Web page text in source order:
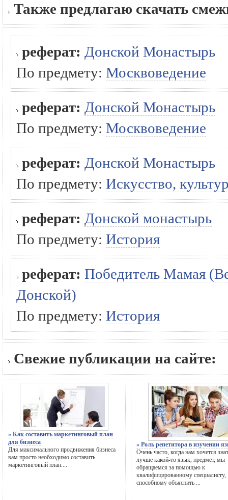
Также предлагаю скачать
реферат: Донской Монастырь
По предмету: Москвоведение
реферат: Донской Монастырь
По предмету: Москвоведение
реферат: Донской Монастырь
По предмету: Искусство,
реферат: Донской монастырь
По предмету: История
реферат: Победитель Мамая
Донской)
По предмету: История
Свежие публикации на сайте:
» Как составить маркетинговый план
для бизнеса
Для максимального продвижения бизнеса
вам просто необходимо составить
маркетинговый план....
» Роль репетитора в изучении
Очень часто, когда нам хочется
лучше какой-то язык, предмет, мы
обращаемся за помощью к
квалифицированному специалисту,
способному объяснить ...